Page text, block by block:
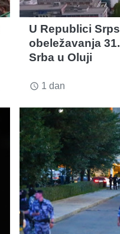
U Republici
obeležavanja
Srba u Oluji
access_time 1 dan